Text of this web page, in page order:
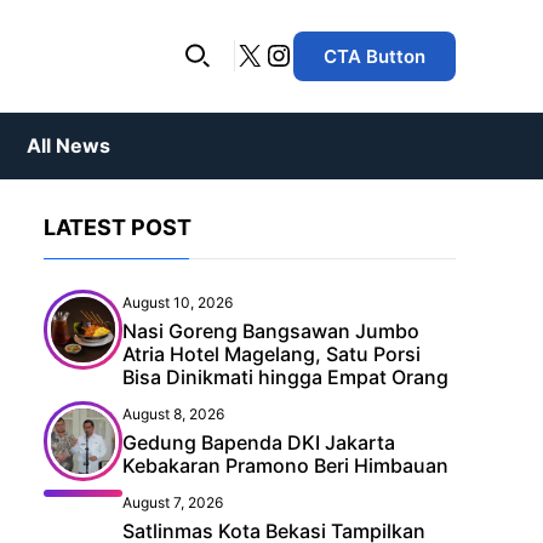
X Instagram
CTA Button
eu
of
Major League Soccer
NBA
Major League Baseball
Roland Garros
Rugby
the
Startlingly Good Dinner
tempor, sed elementum nibh
ornare Nullam imperdiet.
week
nibh
Plaything – How Black
Mirror took
Cras laoreet dolor ut tortor
ornare Nullam imperdiet.
All News
LATEST POST
August 10, 2026
Nasi Goreng Bangsawan Jumbo
Atria Hotel Magelang, Satu Porsi
Bisa Dinikmati hingga Empat Orang
August 8, 2026
Gedung Bapenda DKI Jakarta
Kebakaran Pramono Beri Himbauan
August 7, 2026
Satlinmas Kota Bekasi Tampilkan